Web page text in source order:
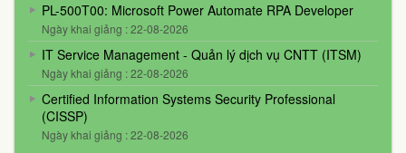
PL-500T00: Microsoft Power Automate RPA Developer
Ngày khai giảng : 22-08-2026
IT Service Management - Quản lý dịch vụ CNTT (ITSM)
Ngày khai giảng : 22-08-2026
Certified Information Systems Security Professional
(CISSP)
Ngày khai giảng : 22-08-2026